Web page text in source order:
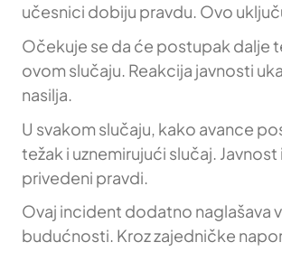
učesnici dobiju pravdu. Ovo
Očekuje se da će postupak dalje
ovom slučaju. Reakcija javnosti
nasilja.
U svakom slučaju, kako avance
težak i uznemirujući slučaj.
privedeni pravdi.
Ovaj incident dodatno naglašava
budućnosti. Kroz zajedničke